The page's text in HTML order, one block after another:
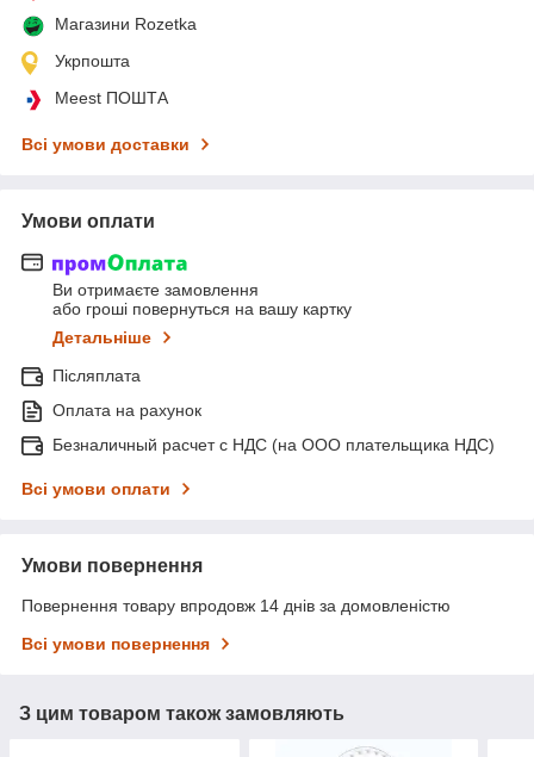
Магазини Rozetka
Укрпошта
Meest ПОШТА
Всі умови доставки
Умови оплати
Ви отримаєте замовлення
або гроші повернуться на вашу картку
Детальніше
Післяплата
Оплата на рахунок
Безналичный расчет с НДС (на ООО плательщика НДС)
Всі умови оплати
Умови повернення
Повернення товару впродовж 14 днів за домовленістю
Всі умови повернення
З цим товаром також замовляють